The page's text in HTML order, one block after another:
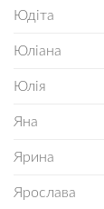
Юдіта
Юліана
Юлія
Яна
Ярина
Ярослава